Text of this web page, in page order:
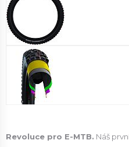
Revoluce pro E-MTB. Náš